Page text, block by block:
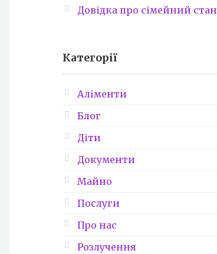
Довідка про сімейний стан
Категорії
Аліменти
Блог
Діти
Документи
Майно
Послуги
Про нас
Розлучення